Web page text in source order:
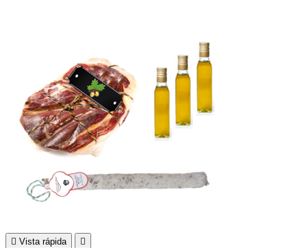
 Vista rápida 